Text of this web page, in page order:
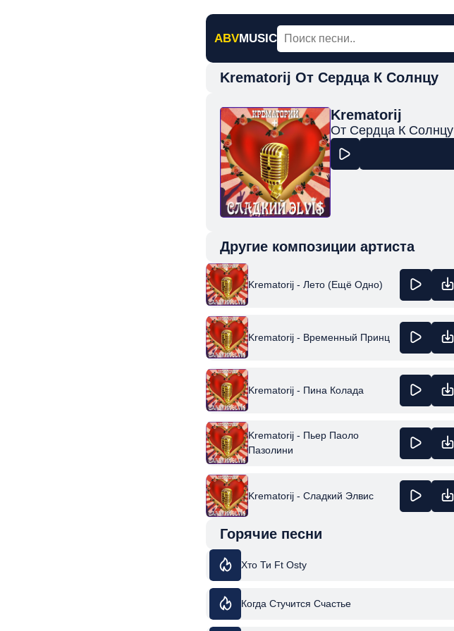
ABVMUSIC
Krematorij От Сердца К Солнцу
Krematorij
От Сердца К Солнцу
Другие композиции артиста
Krematorij - Лето (Ещё Одно)
Krematorij - Временный Принц
Krematorij - Пина Колада
Krematorij - Пьер Паоло
Пазолини
Krematorij - Сладкий Элвис
Горячие песни
Хто Ти Ft Osty
Когда Стучится Счастье